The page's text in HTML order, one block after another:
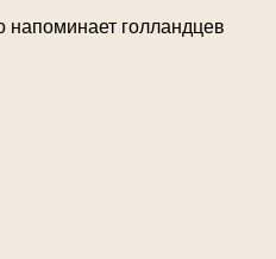
напоминает голландцев